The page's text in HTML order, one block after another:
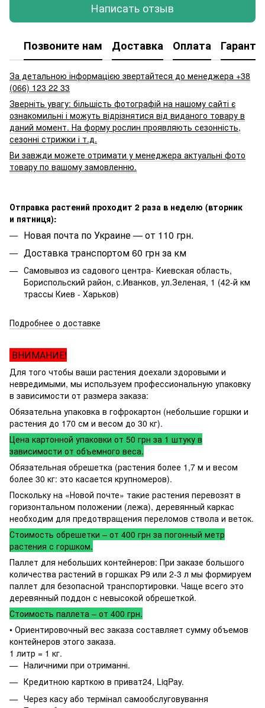
Написать отзыв
Позвоните нам Доставка Оплата
За детальною інформацією звертайтеся до менеджера +38
(066) 123 22 33
Зверніть увагу: більшість фотографій на нашому сайті є
ознакомильні і можуть відрізнятися від виданого товару в
даний момент. На форму рослин проявляють сезонність,
сезонні стрижки і т.д.
Ви завжди можете отримати у менеджера актуальні фото
товару по вашому замовленню.
Отправка растений проходит 2 раза в неделю (вторник
и пятниця):
Новая почта по Украине — от 110 грн.
Доставка транспортом 60 грн за км
Самовывоз из садового центра- Киевская область,
Бориспольский район, с.Иванков, ул.Зеленая, 1 (42-й км
трассы Киев - Харьков)
Подробнее о доставке
ВНИМАНИЕ!
Для того чтобы ваши растения доехали здоровыми и
невредимыми, мы используем профессиональную упаковку
в зависимости от размера заказа:
Обязательна упаковка в гофрокартон (небольшие горшки и
растения до 170 см и весом до 30 кг).
Цена картонной упаковки от 50 грн за 1 штуку в
зависимости от объемного веса.
Обязательная обрешетка (растения более 1,7 м и весом
более 30 кг: это касается крупномеров).
Поскольку на «Новой почте» такие растения перевозят в
горизонтальном положении (лежа), деревянный каркас
необходим для предотвращения переломов ствола и веток.
Стоимость обрешетки – от 400 грн за погонный метр
растения с горшком.
Паллет для небольших контейнеров: При заказе большого
количества растений в горшках P9 или 2-3 л мы формируем
паллет для безопасной транспортировки. Чаще всего это
деревянный поддон с невысокой обрешеткой.
Стоимость паллета – от 400 грн.
• Ориентировочный вес заказа составляет сумму объемов
контейнеров этого заказа.
1 литр = 1 кг.
Наличними при отриманні.
Кредитною карткою в приват24, LiqPay.
Через касу або термінал самообслуговування